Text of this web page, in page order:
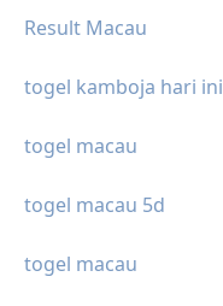
Result Macau
togel kamboja hari ini
togel macau
togel macau 5d
togel macau